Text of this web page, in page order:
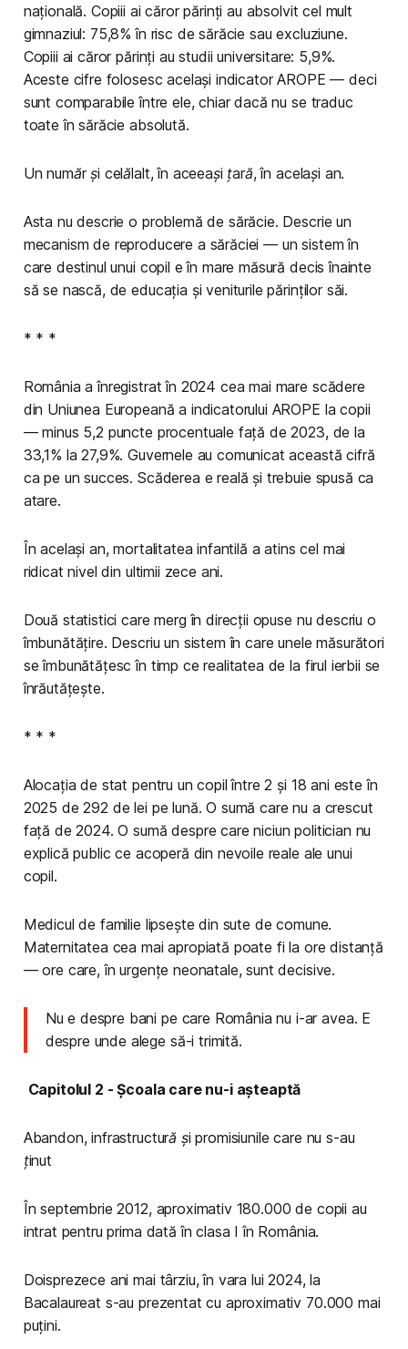
națională. Copiii ai căror părinți au absolvit cel mult
gimnaziul: 75,8% în risc de sărăcie sau excluziune.
Copiii ai căror părinți au studii universitare: 5,9%.
Aceste cifre folosesc același indicator AROPE — deci
sunt comparabile între ele, chiar dacă nu se traduc
toate în sărăcie absolută.
Un număr și celălalt, în aceeași țară, în același an.
Asta nu descrie o problemă de sărăcie. Descrie un
mecanism de reproducere a sărăciei — un sistem în
care destinul unui copil e în mare măsură decis înainte
să se nască, de educația și veniturile părinților săi.
* * *
România a înregistrat în 2024 cea mai mare scădere
din Uniunea Europeană a indicatorului AROPE la copii
— minus 5,2 puncte procentuale față de 2023, de la
33,1% la 27,9%. Guvernele au comunicat această cifră
ca pe un succes. Scăderea e reală și trebuie spusă ca
atare.
În același an, mortalitatea infantilă a atins cel mai
ridicat nivel din ultimii zece ani.
Două statistici care merg în direcții opuse nu descriu o
îmbunătățire. Descriu un sistem în care unele măsurători
se îmbunătățesc în timp ce realitatea de la firul ierbii se
înrăutățește.
* * *
Alocația de stat pentru un copil între 2 și 18 ani este în
2025 de 292 de lei pe lună. O sumă care nu a crescut
față de 2024. O sumă despre care niciun politician nu
explică public ce acoperă din nevoile reale ale unui
copil.
Medicul de familie lipsește din sute de comune.
Maternitatea cea mai apropiată poate fi la ore distanță
— ore care, în urgențe neonatale, sunt decisive.
Nu e despre bani pe care România nu i-ar avea. E
despre unde alege să-i trimită.
Capitolul 2 - Școala care nu-i așteaptă
Abandon, infrastructură și promisiunile care nu s-au
ținut
În septembrie 2012, aproximativ 180.000 de copii au
intrat pentru prima dată în clasa I în România.
Doisprezece ani mai târziu, în vara lui 2024, la
Bacalaureat s-au prezentat cu aproximativ 70.000 mai
puțini.